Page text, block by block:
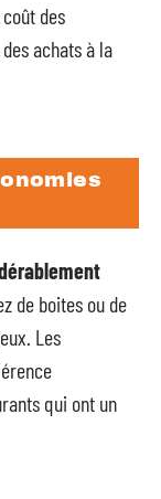
des
achats à la
de boites ou de
Les
qui ont un